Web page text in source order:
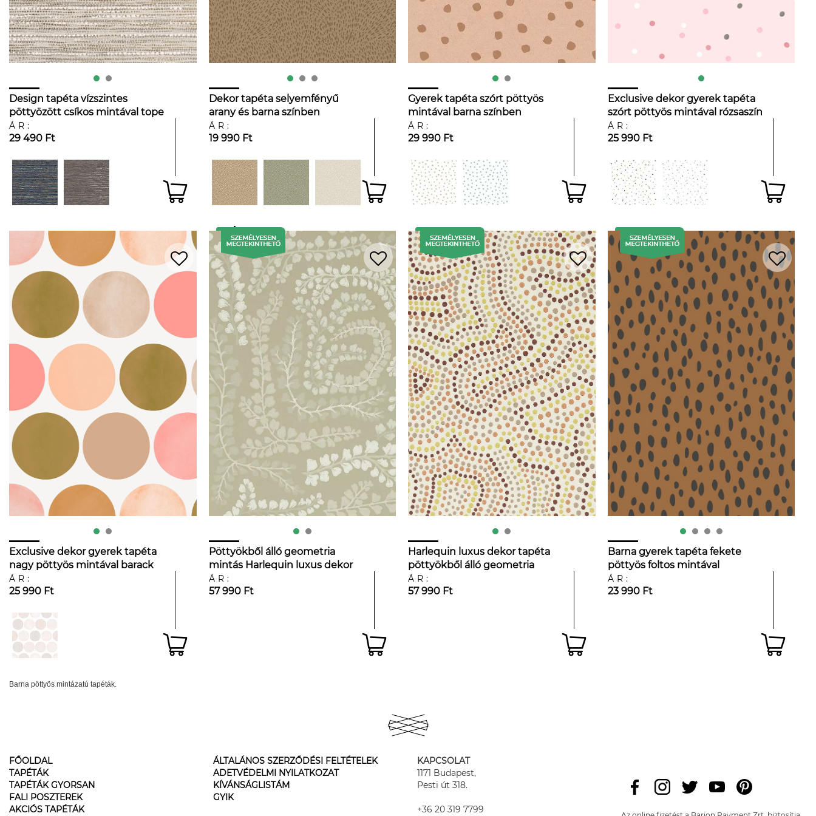
Design tapéta vízszintes
pöttyözött csíkos mintával tope
és ezüst színben
ÁR:
29 490 Ft
Dekor tapéta selyemfényű
arany és barna színben
absztrakt pöttyös mintával
ÁR:
19 990 Ft
Gyerek tapéta szórt pöttyös
mintával barna színben
ÁR:
29 990 Ft
Exclusive dekor gyerek tapéta
szórt pöttyös mintával rózsaszín
és barna színben
ÁR:
25 990 Ft
Exclusive dekor gyerek tapéta
nagy pöttyös mintával barack
és barna színben
ÁR:
25 990 Ft
Pöttyökből álló geometria
mintás Harlequin luxus dekor
tapéta
ÁR:
57 990 Ft
Harlequin luxus dekor tapéta
pöttyökből álló geometria
mintával
ÁR:
57 990 Ft
Barna gyerek tapéta fekete
pöttyös foltos mintával
ÁR:
23 990 Ft
Barna pöttyös mintázatú tapéták.
FŐOLDAL
TAPÉTÁK
TAPÉTÁK GYORSAN
FALI POSZTEREK
AKCIÓS TAPÉTÁK
ÁLTALÁNOS SZERZŐDÉSI FELTÉTELEK
ADETVÉDELMI NYILATKOZAT
KÍVÁNSÁGLISTÁM
GYIK
KAPCSOLAT
1171 Budapest,
Pesti út 318.
+36 20 319 7799